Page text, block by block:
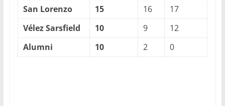
San Lorenzo
15 16
17
Vélez Sarsfield
10 9
12
Alumni
10 2 0